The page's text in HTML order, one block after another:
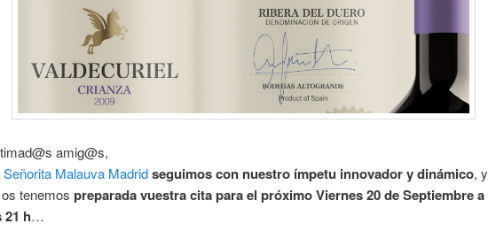
amig@s,
Señorita Malauva Madridseguimos con nuestro ímpetu innovador y dinámico, y
tenemos preparada vuestra cita para el próximo Viernes 20 de Septiembre a
21 h…